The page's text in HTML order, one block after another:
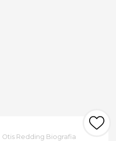
Otis Redding Biografia